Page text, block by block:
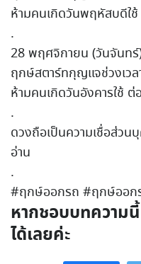
ห้ามคนเกิดวันพฤหัสบดีใ
.
28 พฤศจิกายน (วันจันท
ฤกษ์สตาร์ทกุญแจช่วงเว
ห้ามคนเกิดวันอังคารใช้
.
ดวงถือเป็นความเชื่อส่วน
อ่าน
.
#ฤกษ์ออกรถ #ฤกษ์ออก
หากชอบบทความ
ได้เลยค่ะ